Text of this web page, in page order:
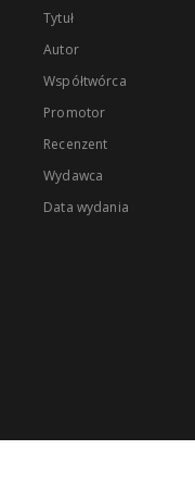
Tytuł
Autor
Współtwórca
Promotor
Recenzent
Wydawca
Data wydania